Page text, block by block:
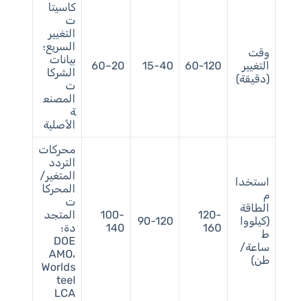
وقت
التغيير
(دقيقة)
60-120
15-40
20–60
كاسيتا
ت
التغيير
السريع؛
بيانات
الشركا
ت
المصنع
ة
الأصلية
استخدا
م
الطاقة
(كيلووا
ط
ساعة/
طن)
120-
160
90-120
100-
140
محركات
التردد
المتغير/
المحركا
ت
المتجد
دة؛
DOE
AMO،
Worlds
teel
LCA